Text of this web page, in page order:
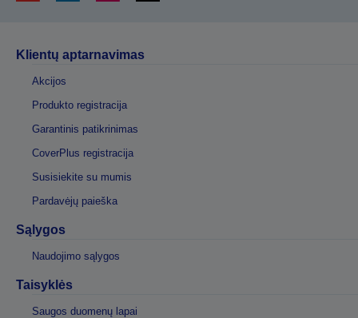
Klientų aptarnavimas
Akcijos
Produkto registracija
Garantinis patikrinimas
CoverPlus registracija
Susisiekite su mumis
Pardavėjų paieška
Sąlygos
Naudojimo sąlygos
Taisyklės
Saugos duomenų lapai